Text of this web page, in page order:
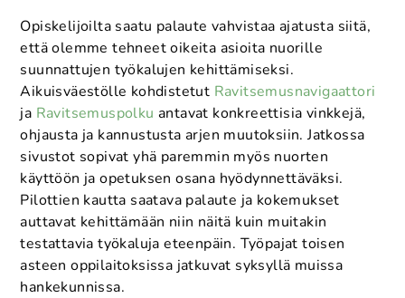
Opiskelijoilta saatu palaute vahvistaa ajatusta siitä,
että olemme tehneet oikeita asioita nuorille
suunnattujen työkalujen kehittämiseksi.
Aikuisväestölle kohdistetut Ravitsemusnavigaattori
ja Ravitsemuspolku antavat konkreettisia vinkkejä,
ohjausta ja kannustusta arjen muutoksiin. Jatkossa
sivustot sopivat yhä paremmin myös nuorten
käyttöön ja opetuksen osana hyödynnettäväksi.
Pilottien kautta saatava palaute ja kokemukset
auttavat kehittämään niin näitä kuin muitakin
testattavia työkaluja eteenpäin. Työpajat toisen
asteen oppilaitoksissa jatkuvat syksyllä muissa
hankekunnissa.